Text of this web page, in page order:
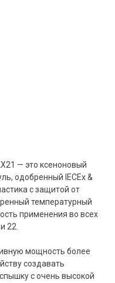
— это ксеноновый
одобренный IECEx &
с защитой от
температурный
применения во всех
22.
мощность более
создавать
с очень высокой